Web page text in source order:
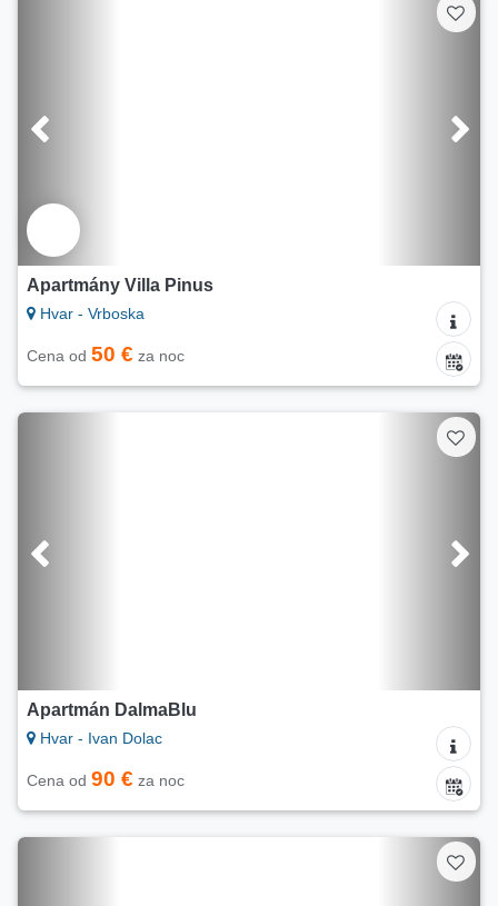
Apartmány Villa Pinus
Hvar - Vrboska
Cena od 50 € za noc
Apartmán DalmaBlu
Hvar - Ivan Dolac
Cena od 90 € za noc